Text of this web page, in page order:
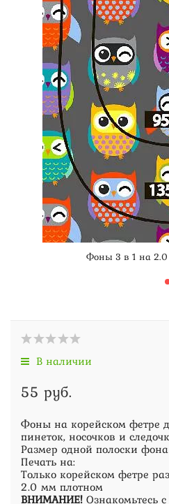
Фоны 3 в 1 на
В наличии
55 руб.
Фоны на корейском фетре
пинеток, носочков и
Размер одной полоски
Печать на:
Только корейском фетре
2.0 мм плотном
ВНИМАНИЕ! Ознакомьтесь с